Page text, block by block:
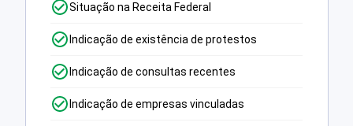
Situação na Receita Federal
Indicação de existência de protestos
Indicação de consultas recentes
Indicação de empresas vinculadas